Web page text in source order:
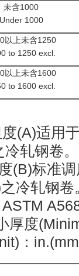
未含1000
Under 1000
以上未含1250
to 1250 excl.
以上未含1600
to 1600 excl.
(A)适用
冷轧钢卷
(B)标准
冷轧钢
厚度
：